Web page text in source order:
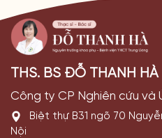
THS. BS ĐỖ THANH HÀ
Công ty CP Nghiên cứu và
Biệt thự B31 ngõ 70
Nội